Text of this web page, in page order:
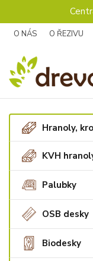
O NÁS O ŘEZIVU
Hranoly,
KVH
Palubky
OSB desky
Biodesky